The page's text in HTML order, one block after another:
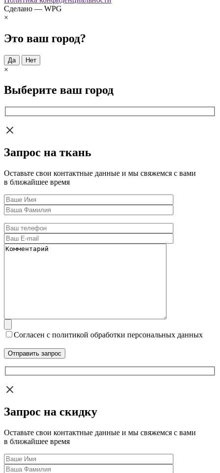
Сделано — WPG
×
Это ваш город?
Да Нет
×
Выберите ваш город
Запрос на ткань
Оставьте свои контактные данные и мы свяжемся с вами
в ближайшее время
Согласен с политикой обработки персональных данных
Запрос на скидку
Оставьте свои контактные данные и мы свяжемся с вами
в ближайшее время